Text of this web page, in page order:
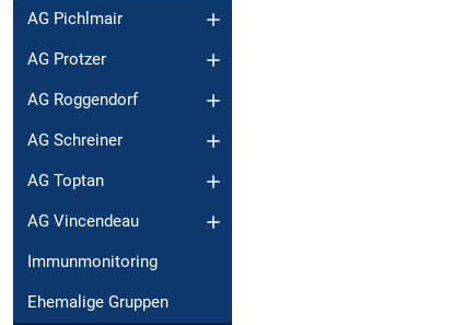
AG Pichlmair
AG Protzer
AG Roggendorf
AG Schreiner
AG Toptan
AG Vincendeau
Immunmonitoring
Ehemalige Gruppen